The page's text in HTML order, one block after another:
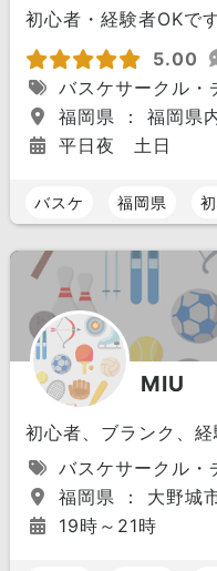
初心者・経験者OKで
5.00
バスケサークル・
福岡県 ： 福岡県
平日夜 土日
バスケ 福岡県
MIU
初心者、ブランク、
バスケサークル・
福岡県 ： 大野城
19時～21時